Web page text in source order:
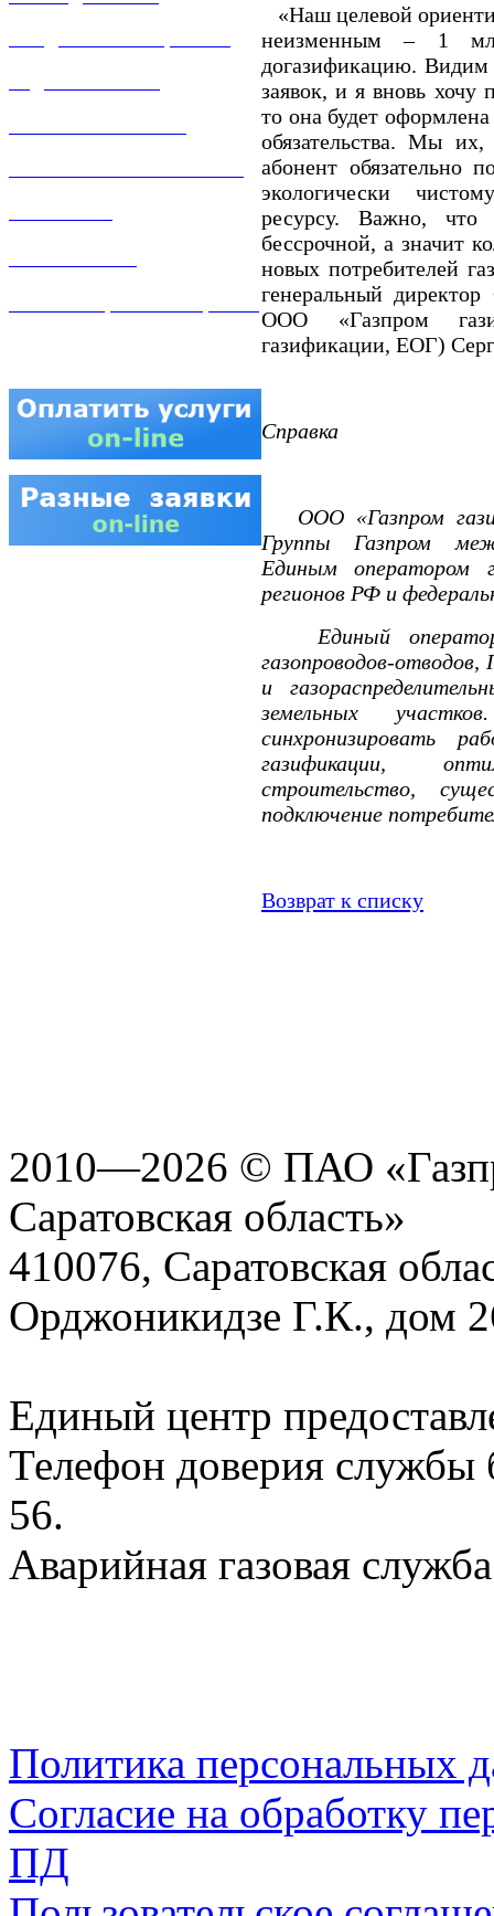
«Наш целевой
неизменным – 1
догазификацию. Видим
заявок, и я вновь хочу
то она будет
обязательства. Мы
абонент обязательно
экологически
ресурсу. Важно, что
бессрочной, а значит
новых потребителей
генеральный
ООО «Газпром
газификации, ЕОГ)
Справка
ООО «Газпром
Группы Газпром
Единым оператором
регионов РФ и
Единый оператор
газопроводов-
и
земельных
синхронизировать
газификации,
строительство,
подключение
Возврат к списку
2010—2026 © ПАО
Саратовская область»
410076, Саратовская
Орджоникидзе Г.К., дом
Единый центр
Телефон доверия службы
56.
Аварийная газовая
Политика персональных
Согласие на обработку
ПД